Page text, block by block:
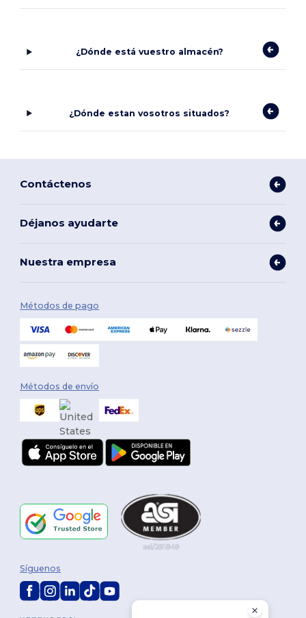
¿Dónde está vuestro almacén?
¿Dónde estan vosotros situados?
Contáctenos
Déjanos ayudarte
Nuestra empresa
Métodos de pago
Métodos de envío
Síguenos